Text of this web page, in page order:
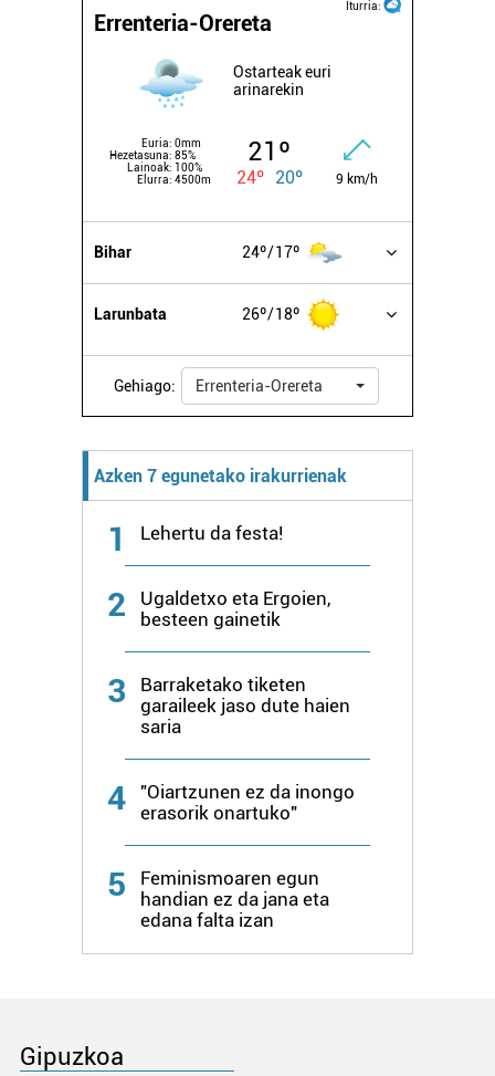
Iturria:
Errenteria-Orereta
Ostarteak euri
arinarekin
Euria: 0mm
Hezetasuna: 85%
Lainoak: 100%
Elurra: 4500m
21º
24º 20º 9 km/h
Bihar 24º 17º
Larunbata 26º 18º
Gehiago: Errenteria-Orereta
Azken 7 egunetako irakurrienak
1 Lehertu da festa!
2
Ugaldetxo eta Ergoien,
besteen gainetik
3
Barraketako tiketen
garaileek jaso dute haien
saria
4
"Oiartzunen ez da inongo
erasorik onartuko"
5
Feminismoaren egun
handian ez da jana eta
edana falta izan
Gipuzkoa